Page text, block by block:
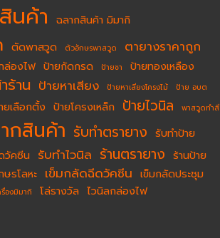
นค้า ฉลากสินค้า มิมากิ
ตัดพาสวูด ตัวอักษรพาสวูด ตายางราคาถูก
ล่องไฟ ป้ายกัดกรด ป้ายชา ป้ายทองเหลือง
ร้าน ป้ายหาเสียง ป้ายหาเสียงโครงไม้ ป้าย อบต
ยเลือกตั้ง ป้ายโครงเหล็ก ป้ายไวนิล พาสวูดทำสี
กสินค้า รับทำตรายาง รับทำป้าย
วัคซีน รับทำไวนิล ร้านตรายาง ร้านป้าย
ษรโลหะ เข็มกลัดฉีดวัคซีน เข็มกลัดประชุม
รื่องมิมากิ โล่รางวัล ไวนิลกล่องไฟ